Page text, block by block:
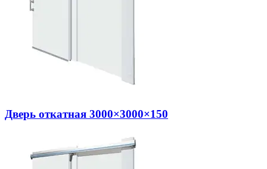
Дверь откатная 3000×3000×150